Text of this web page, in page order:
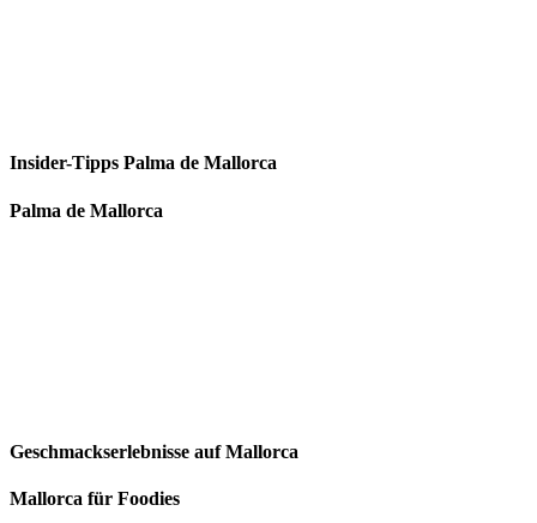
Insider-Tipps Palma de Mallorca
Palma de Mallorca
Geschmackserlebnisse auf Mallorca
Mallorca für Foodies